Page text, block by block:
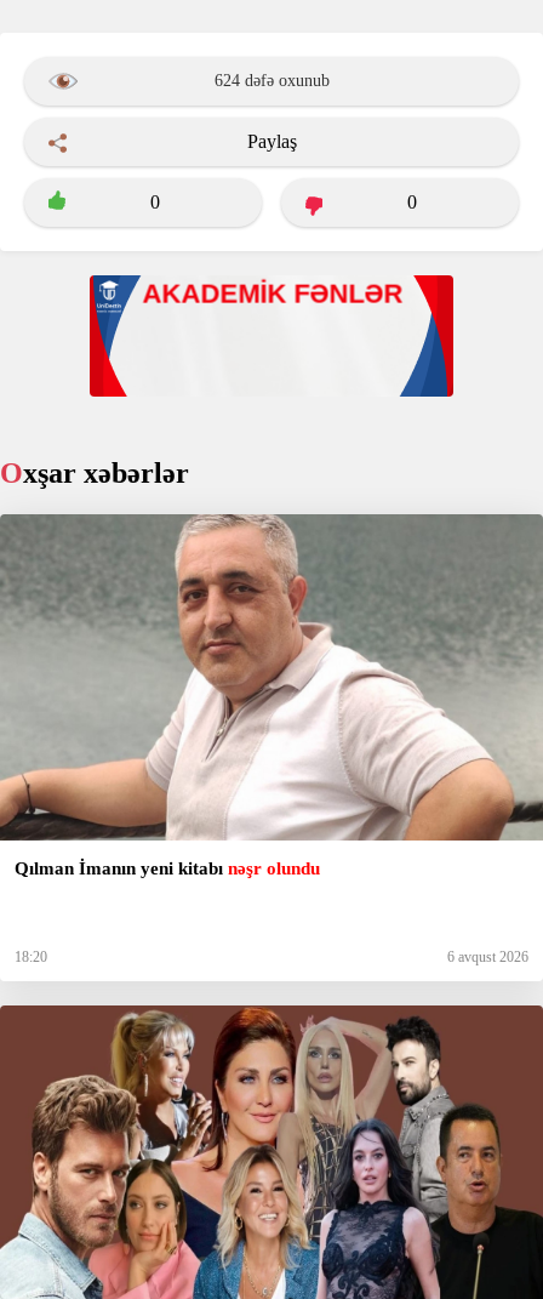
624 dəfə oxunub
Paylaş
0 0
Oxşar xəbərlər
Qılman İmanın yeni kitabı nəşr olundu
18:20 6 avqust 2026